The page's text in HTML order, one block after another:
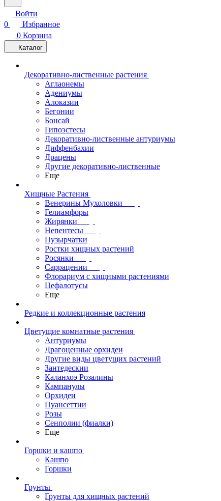
Войти
0
Избранное
0 Корзина
Каталог
Декоративно-лиственные растения
Аглаонемы
Адениумы
Алоказии
Бегонии
Бонсай
Гипоэстесы
Декоративно-лиственные антуриумы
Диффенбахии
Драцены
Другие декоративно-лиственные
Еще
Хищные Растения
Венерины Мухоловки
Гелиамфоры
Жирянки
Непентесы
Пузырчатки
Ростки хищных растений
Росянки
Саррацении
Флорариум с хищными растениями
Цефалотусы
Еще
Редкие и коллекционные растения
Цветущие комнатные растения
Антуриумы
Драгоценные орхидеи
Другие виды цветущих растений
Зантедескии
Каланхоэ Розалины
Кампанулы
Орхидеи
Пуансеттии
Розы
Сенполии (фиалки)
Еще
Горшки и кашпо
Кашпо
Горшки
Грунты
Грунты для хищных растений